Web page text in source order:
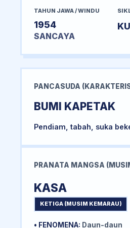
TAHUN JAWA / WINDU
1954
SANCAYA
PANCASUDA
BUMI KAPETAK
Pendiam, tabah, suka
PRANATA MANGSA
KASA
KETIGA (MUSIM KEMARAU)
• FENOMENA: Daun-daun